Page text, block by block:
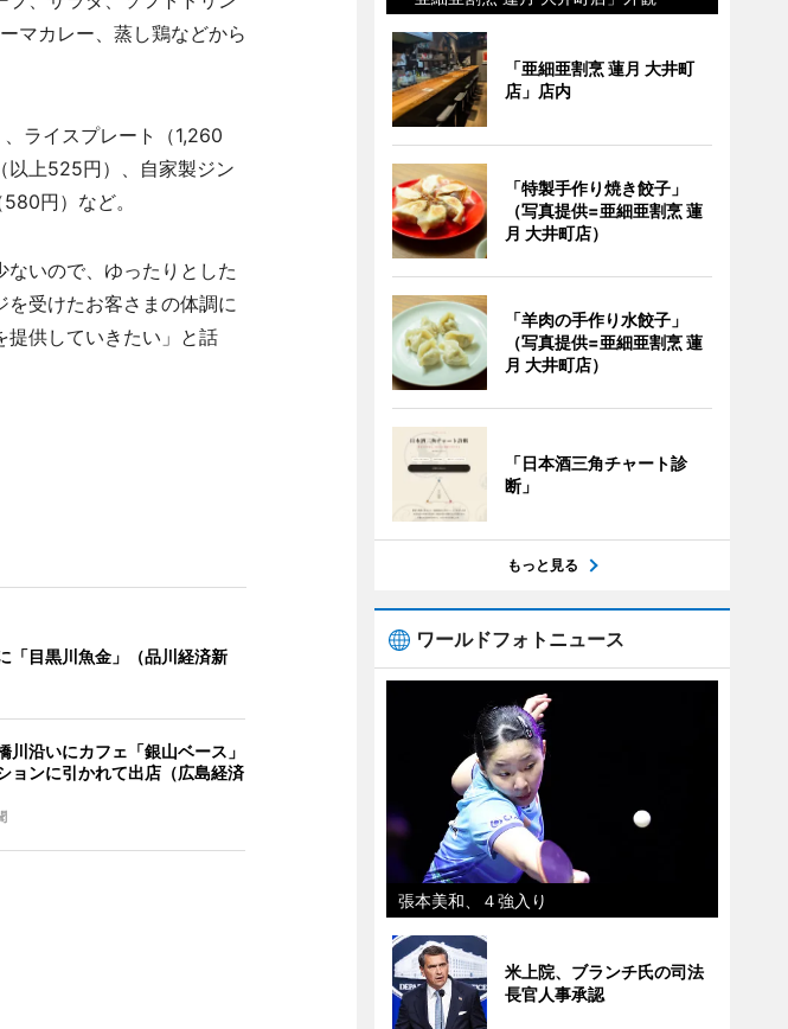
マカレー、蒸し鶏などから
ライスプレート（1,260
以上525円）、自家製ジン
円）など。
いので、ゆったりとした
受けたお客さまの体調に
提供していきたい」と話
「目黒川魚金」（品川経済新
川沿いにカフェ「銀山ベース」
ョンに引かれて出店（広島経済
「亜細亜割烹 蓮月 大井町
店」店内
「特製手作り焼き餃子」
（写真提供=亜細亜割烹 蓮
月 大井町店）
「羊肉の手作り水餃子」
（写真提供=亜細亜割烹 蓮
月 大井町店）
「日本酒三角チャート診
断」
もっと見る
ワールドフォトニュース
張本美和、４強入り
米上院、ブランチ氏の司法
長官人事承認